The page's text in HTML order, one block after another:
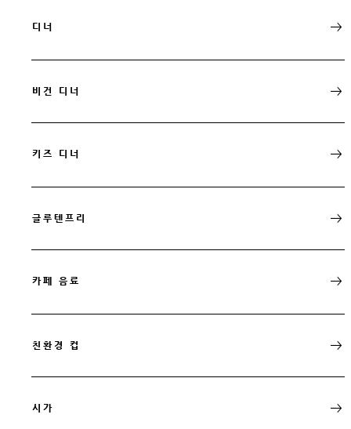
디너
비건 디너
키즈 디너
글루텐프리
카페 음료
친환경 컵
시가